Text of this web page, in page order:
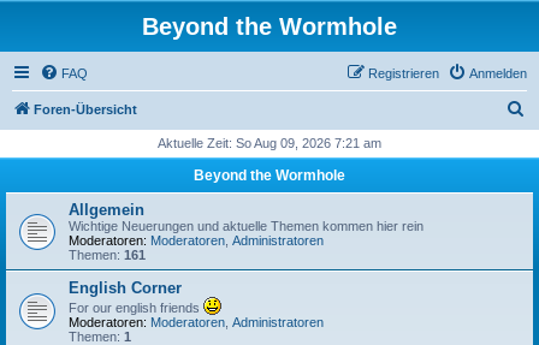
Beyond the Wormhole
FAQ Anmelden
Registrieren
Foren-Übersicht
h
Aktuelle Zeit: So Aug 09, 2026 7:21 am
Beyond the Wormhole
Allgemein
Wichtige Neuerungen und aktuelle Themen kommen hier rein
Moderatoren: Moderatoren Administratoren
Themen: 161
English Corner
For our english friends
Moderatoren: Moderatoren Administratoren
Themen: 1